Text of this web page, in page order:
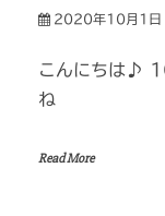
2020年10月1日
こんにちは♪
ね
Read More